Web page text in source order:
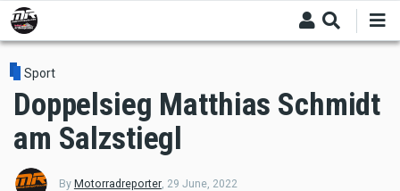
Skip
to
main
content
Sport
Doppelsieg Matthias Schmidt
am Salzstiegl
By Motorradreporter, 29 June, 2022